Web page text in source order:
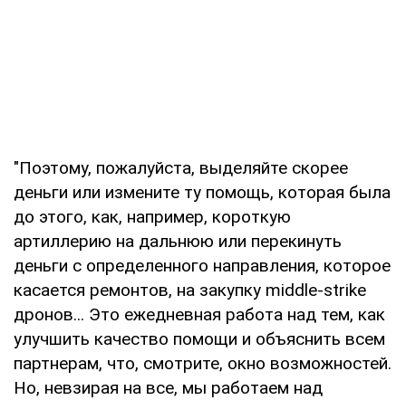
"Поэтому, пожалуйста, выделяйте скорее
деньги или измените ту помощь, которая была
до этого, как, например, короткую
артиллерию на дальнюю или перекинуть
деньги с определенного направления, которое
касается ремонтов, на закупку middle-strike
дронов... Это ежедневная работа над тем, как
улучшить качество помощи и объяснить всем
партнерам, что, смотрите, окно возможностей.
Но, невзирая на все, мы работаем над